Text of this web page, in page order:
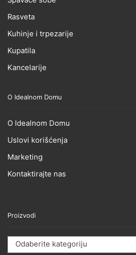
Rasveta
Kuhinje i trpezarije
Kupatila
Kancelarije
O Idealnom Domu
O Idealnom Domu
Uslovi korišćenja
Marketing
Kontaktirajte nas
Proizvodi
Odaberite kategoriju